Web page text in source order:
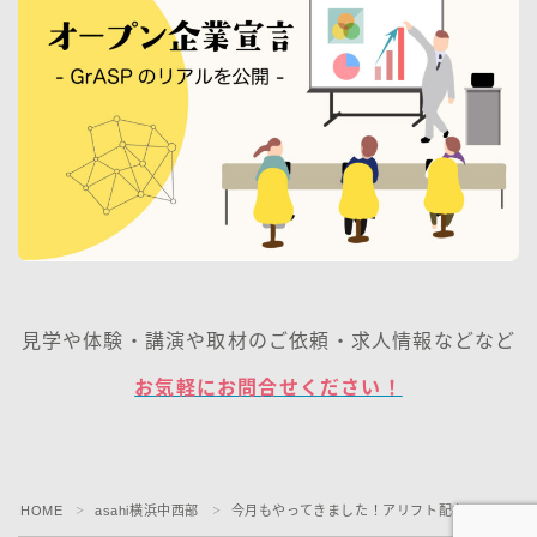
見学や体験・講演や取材のご依頼・求人情報などなど
お気軽にお問合せください！
HOME ＞ asahi横浜中西部 ＞ 今月もやってきました！アリフト配布